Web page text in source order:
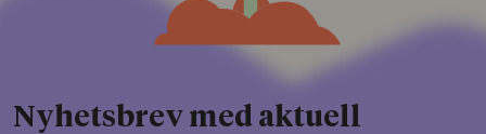
Nyhetsbrev med aktuell